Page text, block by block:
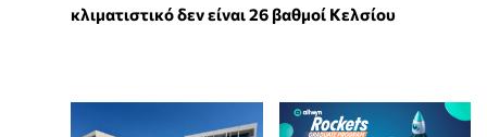
κλιματιστικό δεν είναι 26 βαθμοί Κελσίου